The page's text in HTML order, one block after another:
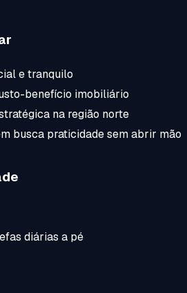
e tranquilo
benefício imobiliário
na região norte
busca praticidade sem abrir mão
diárias a pé